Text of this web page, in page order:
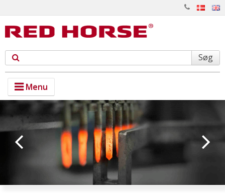
Søg
Menu
PRODUKTER
TEKNOLOGI
OM RED HORSE